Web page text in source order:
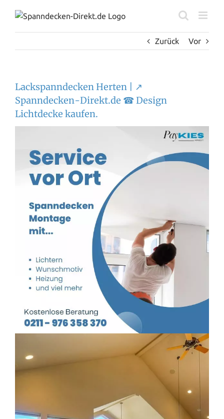
Inhalt
Zurück
Vor
Lackspanndecken Herten | ↗️
Spanndecken-Direkt.de ☎ Design
Lichtdecke kaufen.